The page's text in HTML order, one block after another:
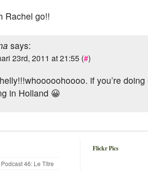
Rachel go!!
says:
23rd, 2011 at 21:55 (#)
if you’re
in Holland 😀
Podcast 46: Le Titre
Flickr Pics